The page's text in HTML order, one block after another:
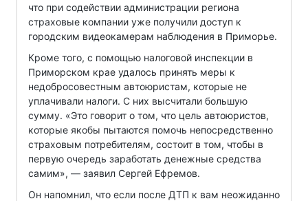
что при содействии администрации региона
страховые компании уже получили доступ к
городским видеокамерам наблюдения в Приморье.
Кроме того, с помощью налоговой инспекции в
Приморском крае удалось принять меры к
недобросовестным автоюристам, которые не
уплачивали налоги. С них высчитали большую
сумму. «Это говорит о том, что цель автоюристов,
которые якобы пытаются помочь непосредственно
страховым потребителям, состоит в том, чтобы в
первую очередь заработать денежные средства
самим», — заявил Сергей Ефремов.
Он напомнил, что если после ДТП к вам неожиданно